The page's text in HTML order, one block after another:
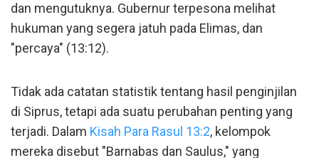
dan mengutuknya. Gubernur terpesona melihat
hukuman yang segera jatuh pada Elimas, dan
"percaya" (13:12).
Tidak ada catatan statistik tentang hasil penginjilan
di Siprus, tetapi ada suatu perubahan penting yang
terjadi. Dalam Kisah Para Rasul 13:2, kelompok
mereka disebut "Barnabas dan Saulus," yang